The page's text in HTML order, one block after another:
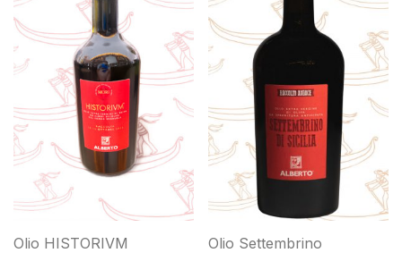
Olio HISTORIVM Olio Settembrino